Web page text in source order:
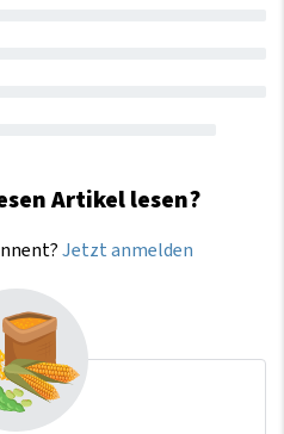
Artikel lesen?
Jetzt anmelden